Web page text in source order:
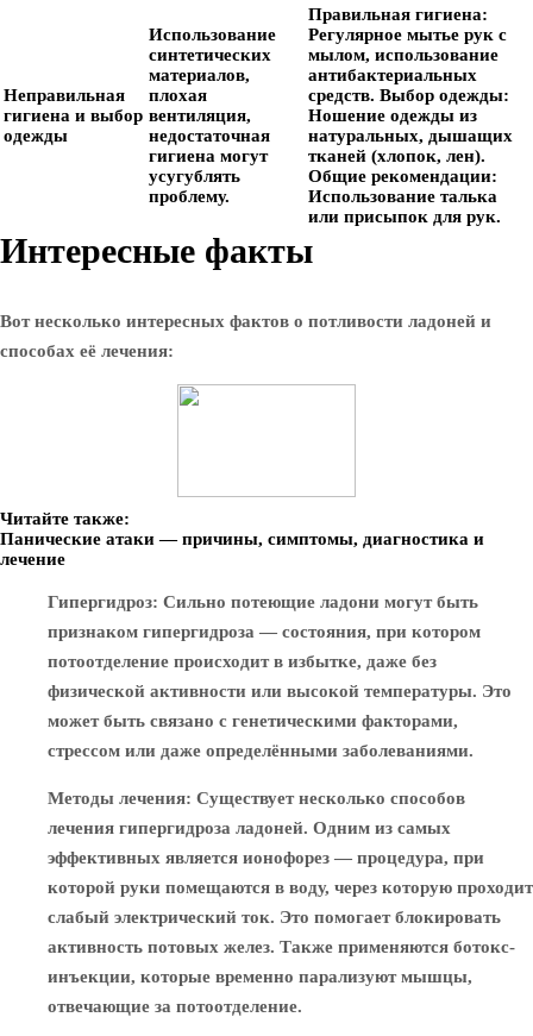
Неправильная
гигиена и выбор
одежды
Использование
синтетических
материалов,
плохая
вентиляция,
недостаточная
гигиена могут
усугублять
проблему.
Правильная гигиена:
Регулярное мытье рук с
мылом, использование
антибактериальных
средств. Выбор одежды:
Ношение одежды из
натуральных, дышащих
тканей (хлопок, лен).
Общие рекомендации:
Использование талька
или присыпок для рук.
Интересные факты
Вот несколько интересных фактов о потливости ладоней и
способах её лечения:
Читайте также:
Панические атаки — причины, симптомы, диагностика и
лечение
Гипергидроз: Сильно потеющие ладони могут быть
признаком гипергидроза — состояния, при котором
потоотделение происходит в избытке, даже без
физической активности или высокой температуры. Это
может быть связано с генетическими факторами,
стрессом или даже определёнными заболеваниями.
Методы лечения: Существует несколько способов
лечения гипергидроза ладоней. Одним из самых
эффективных является ионофорез — процедура, при
которой руки помещаются в воду, через которую проходит
слабый электрический ток. Это помогает блокировать
активность потовых желез. Также применяются ботокс-
инъекции, которые временно парализуют мышцы,
отвечающие за потоотделение.